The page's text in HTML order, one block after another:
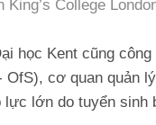
King’s College
học Kent cũng
cơ quan quản
lớn do tuyển sinh